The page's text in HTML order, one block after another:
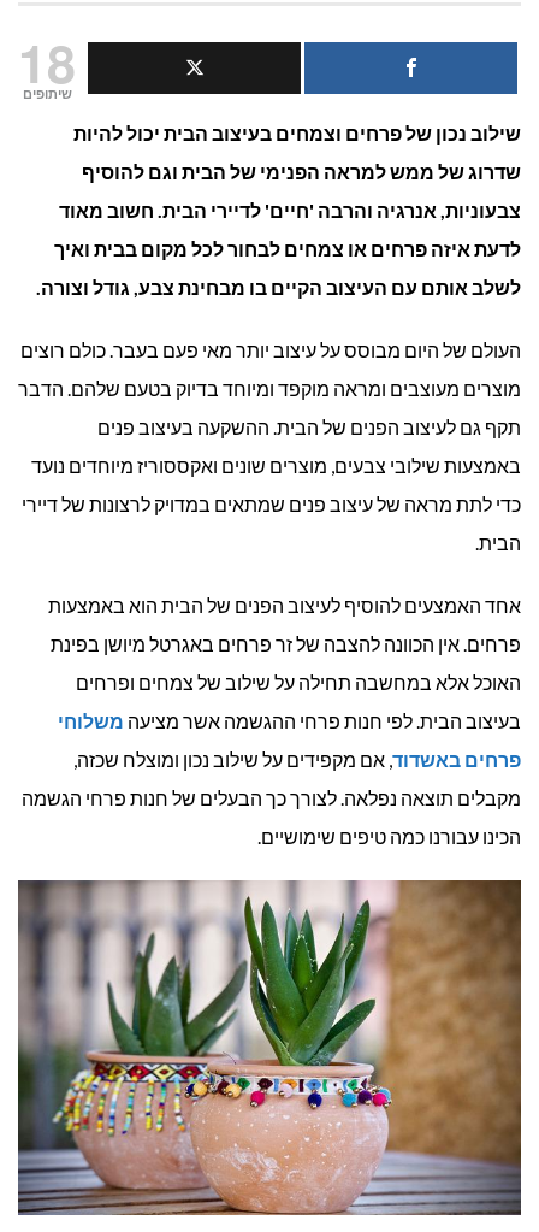
18
שיתופים
שילוב נכון של פרחים וצמחים בעיצוב הבית יכול להיות
שדרוג של ממש למראה הפנימי של הבית וגם להוסיף
צבעוניות, אנרגיה והרבה 'חיים' לדיירי הבית. חשוב מאוד
לדעת איזה פרחים או צמחים לבחור לכל מקום בבית ואיך
לשלב אותם עם העיצוב הקיים בו מבחינת צבע, גודל וצורה.
העולם של היום מבוסס על עיצוב יותר מאי פעם בעבר. כולם רוצים
מוצרים מעוצבים ומראה מוקפד ומיוחד בדיוק בטעם שלהם. הדבר
תקף גם לעיצוב הפנים של הבית. ההשקעה בעיצוב פנים
באמצעות שילובי צבעים, מוצרים שונים ואקססוריז מיוחדים נועד
כדי לתת מראה של עיצוב פנים שמתאים במדויק לרצונות של דיירי
הבית.
אחד האמצעים להוסיף לעיצוב הפנים של הבית הוא באמצעות
פרחים. אין הכוונה להצבה של זר פרחים באגרטל מיושן בפינת
האוכל אלא במחשבה תחילה על שילוב של צמחים ופרחים
בעיצוב הבית. לפי חנות פרחי ההגשמה אשר מציעה משלוחי
פרחים באשדוד, אם מקפידים על שילוב נכון ומוצלח שכזה,
מקבלים תוצאה נפלאה. לצורך כך הבעלים של חנות פרחי הגשמה
הכינו עבורנו כמה טיפים שימושיים.